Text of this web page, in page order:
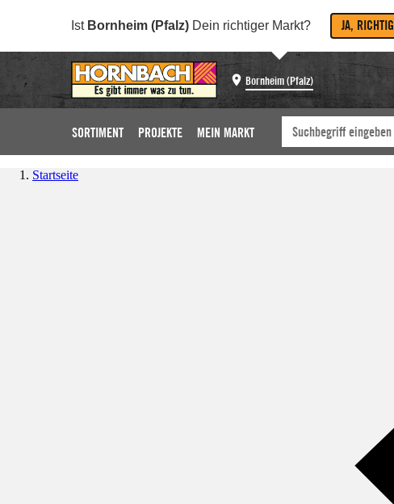
Ist Bornheim (Pfalz) Dein richtiger Markt? JA, RICHTIG
Bornheim (Pfalz)
SORTIMENT PROJEKTE MEIN MARKT
Startseite